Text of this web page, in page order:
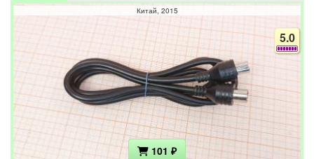
Китай 2015
5.0
101 ₽